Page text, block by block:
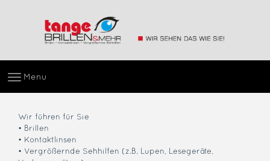
Menu
Wir führen für Sie
• Brillen
• Kontaktlinsen
• Vergrößernde Sehhilfen (z.B. Lupen, Lesegeräte,